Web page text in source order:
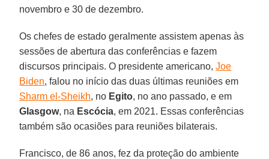
novembro e 30 de dezembro.
Os chefes de estado geralmente assistem apenas às
sessões de abertura das conferências e fazem
discursos principais. O presidente americano,Joe
Biden, falou no início das duas últimas reuniões em
Sharm el-Sheikh, no Egito, no ano passado, e em
Glasgow, na Escócia, em 2021. Essas conferências
também são ocasiões para reuniões bilaterais.
Francisco, de 86 anos, fez da proteção do ambiente